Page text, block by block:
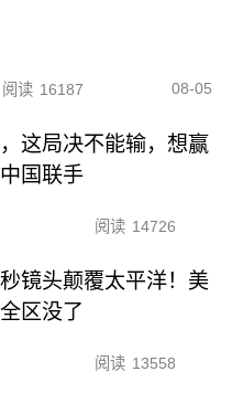
阅读 16187 08-05
这局决不能输，想赢
国联手
阅读 14726
镜头颠覆太平洋！美
区没了
阅读 13558